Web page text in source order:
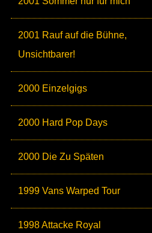
2001 Rauf auf die Bühne,
Unsichtbarer!
2000 Einzelgigs
2000 Hard Pop Days
2000 Die Zu Späten
1999 Vans Warped Tour
1998 Attacke Royal